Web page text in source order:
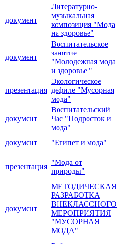
документ
Литературно-
музыкальная
композиция "Мода
на здоровье"
документ
Воспитательское
занятие
"Молодежная мода
и здоровье."
презентация
Экологическое
дефиле "Мусорная
мода"
документ
Воспитательский
Час "Подросток и
мода"
документ "Египет и мода"
презентация
"Мода от
природы"
документ
МЕТОДИЧЕСКАЯ
РАЗРАБОТКА
ВНЕКЛАССНОГО
МЕРОПРИЯТИЯ
"МУСОРНАЯ
МОДА"